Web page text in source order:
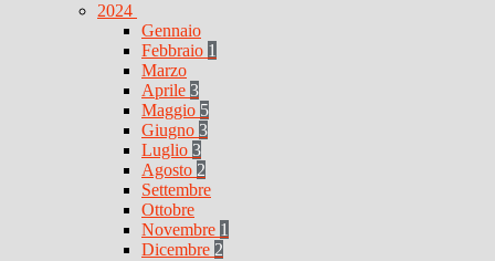
2024
Gennaio
Febbraio 1
Marzo
Aprile 3
Maggio 5
Giugno 3
Luglio 3
Agosto 2
Settembre
Ottobre
Novembre 1
Dicembre 2